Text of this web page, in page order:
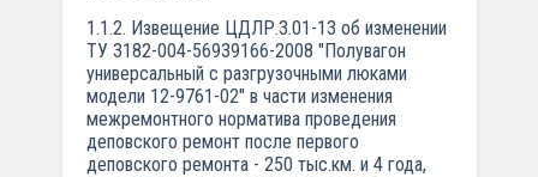
1.1.2. Извещение ЦДЛР.3.01-13 об изменении
ТУ 3182-004-56939166-2008 "Полувагон
универсальный с разгрузочными люками
модели 12-9761-02" в части изменения
межремонтного норматива проведения
деповского ремонт после первого
деповского ремонта - 250 тыс.км. и 4 года,